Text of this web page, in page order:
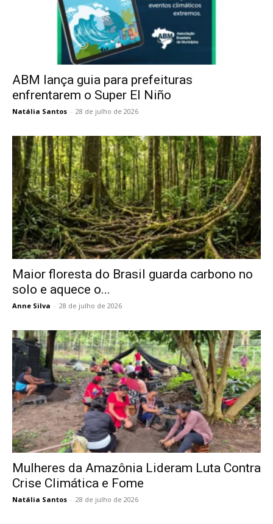
ABM lança guia para prefeituras
enfrentarem o Super El Niño
Natália Santos - 28 de julho de 2026
Maior floresta do Brasil guarda carbono no
solo e aquece o...
Anne Silva - 28 de julho de 2026
Mulheres da Amazônia Lideram Luta Contra
Crise Climática e Fome
Natália Santos - 28 de julho de 2026